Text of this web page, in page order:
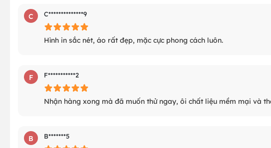
C C**************9
Hình in sắc nét, áo rất đẹp, mặc cực phong cách luôn.
F F***********2
Nhận hàng xong mà đã muốn thử ngay, ôi chất liệu mềm mại và
B B*******5